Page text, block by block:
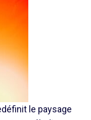
le paysage